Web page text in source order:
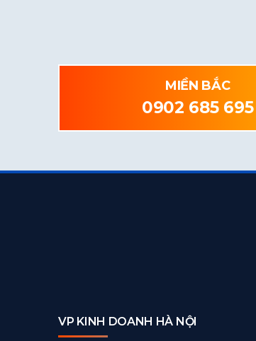
MIỀN BẮC
0902 685 695
VP KINH DOANH HÀ NỘI